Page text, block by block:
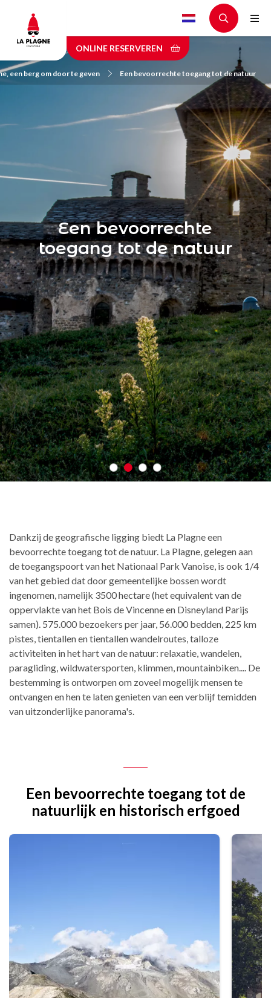
main
content
ONLINE RESERVEREN
een berg om door te geven Een bevoorrechte toegang tot de natuur
Een bevoorrechte
toegang tot de natuur
Dankzij de geografische ligging biedt La Plagne een
bevoorrechte toegang tot de natuur. La Plagne, gelegen aan
de toegangspoort van het Nationaal Park Vanoise, is ook 1/4
van het gebied dat door gemeentelijke bossen wordt
ingenomen, namelijk 3500 hectare (het equivalent van de
oppervlakte van het Bois de Vincenne en Disneyland Parijs
samen). 575.000 bezoekers per jaar, 56.000 bedden, 225 km
pistes, tientallen en tientallen wandelroutes, talloze
activiteiten in het hart van de natuur: relaxatie, wandelen,
paragliding, wildwatersporten, klimmen, mountainbiken.... De
bestemming is ontworpen om zoveel mogelijk mensen te
ontvangen en hen te laten genieten van een verblijf temidden
van uitzonderlijke panorama's.
Een bevoorrechte toegang tot de
natuurlijk en historisch erfgoed